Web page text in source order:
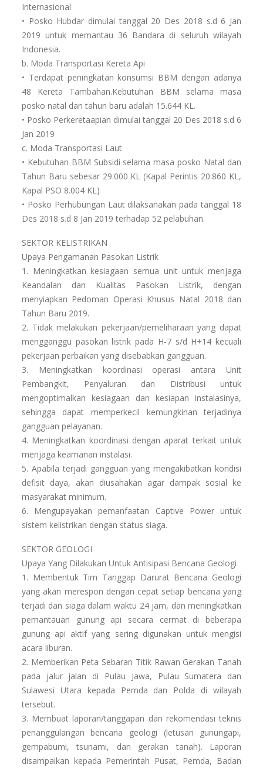
Internasional
• Posko Hubdar dimulai tanggal 20 Des 2018 s.d 6 Jan
2019 untuk memantau 36 Bandara di seluruh wilayah
Indonesia.
b. Moda Transportasi Kereta Api
• Terdapat peningkatan konsumsi BBM dengan adanya
48 Kereta Tambahan.Kebutuhan BBM selama masa
posko natal dan tahun baru adalah 15.644 KL.
• Posko Perkeretaapian dimulai tanggal 20 Des 2018 s.d 6
Jan 2019
c. Moda Transportasi Laut
• Kebutuhan BBM Subsidi selama masa posko Natal dan
Tahun Baru sebesar 29.000 KL (Kapal Perintis 20.860 KL,
Kapal PSO 8.004 KL)
• Posko Perhubungan Laut dilaksanakan pada tanggal 18
Des 2018 s.d 8 Jan 2019 terhadap 52 pelabuhan.
SEKTOR KELISTRIKAN
Upaya Pengamanan Pasokan Listrik
1. Meningkatkan kesiagaan semua unit untuk menjaga
Keandalan dan Kualitas Pasokan Listrik, dengan
menyiapkan Pedoman Operasi Khusus Natal 2018 dan
Tahun Baru 2019.
2. Tidak melakukan pekerjaan/pemeliharaan yang dapat
mengganggu pasokan listrik pada H-7 s/d H+14 kecuali
pekerjaan perbaikan yang disebabkan gangguan.
3. Meningkatkan koordinasi operasi antara Unit
Pembangkit, Penyaluran dan Distribusi untuk
mengoptimalkan kesiagaan dan kesiapan instalasinya,
sehingga dapat memperkecil kemungkinan terjadinya
gangguan pelayanan.
4. Meningkatkan koordinasi dengan aparat terkait untuk
menjaga keamanan instalasi.
5. Apabila terjadi gangguan yang mengakibatkan kondisi
defisit daya, akan diusahakan agar dampak sosial ke
masyarakat minimum.
6. Mengupayakan pemanfaatan Captive Power untuk
sistem kelistrikan dengan status siaga.
SEKTOR GEOLOGI
Upaya Yang Dilakukan Untuk Antisipasi Bencana Geologi
1. Membentuk Tim Tanggap Darurat Bencana Geologi
yang akan merespon dengan cepat setiap bencana yang
terjadi dan siaga dalam waktu 24 jam, dan meningkatkan
pemantauan gunung api secara cermat di beberapa
gunung api aktif yang sering digunakan untuk mengisi
acara liburan.
2. Memberikan Peta Sebaran Titik Rawan Gerakan Tanah
pada jalur jalan di Pulau Jawa, Pulau Sumatera dan
Sulawesi Utara kepada Pemda dan Polda di wilayah
tersebut.
3. Membuat laporan/tanggapan dan rekomendasi teknis
penanggulangan bencana geologi (letusan gunungapi,
gempabumi, tsunami, dan gerakan tanah). Laporan
disampaikan kepada Pemerintah Pusat, Pemda, Badan